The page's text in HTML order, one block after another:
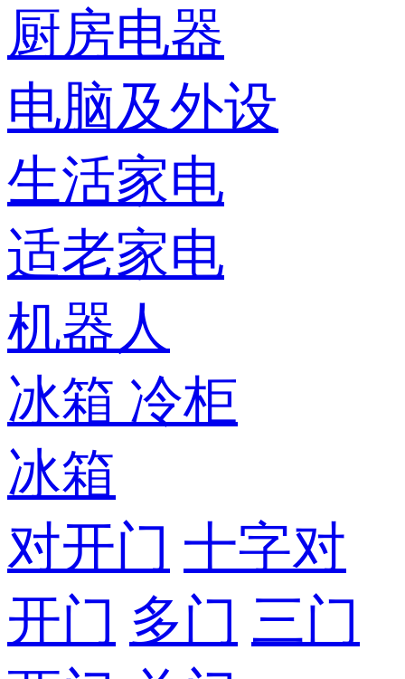
厨房电器
电脑及外设
生活家电
适老家电
机器人
冰箱 冷柜
冰箱
对开门 十字对
开门 多门 三门